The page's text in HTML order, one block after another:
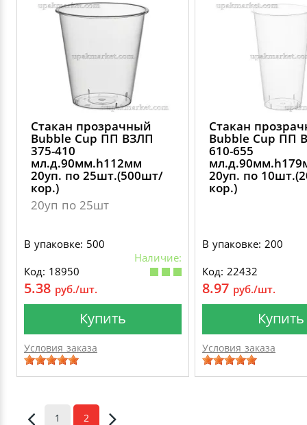
ПАКЕТЫ СЛАЙДЕРЫ И ЗИПЛОКИ ( ZIP
ПАКЕТЫ ПОЛИПРОПИЛЕНОВЫЕ
ПАКЕТЫ С ПЕТЛЕВЫМИ РУЧКАМИ
ПАКЕТЫ С ВЫРУБНЫМИ РУЧКАМИ
ПЛАСТИКОВЫЕ И БУМАЖНЫЕ ПАКЕТЫ
КУРЬЕРСКИЕ И ПОЧТОВЫЕ ПАКЕТЫ
ДЕКОРАТИВНЫЕ УКРАШЕНИЯ
УПАКОВКА ДЛЯ ТОРТОВ
УПАКОВКА ДЛЯ ЯИЦ
ВАТНО-БУМАЖНАЯ ПРОДУКЦИЯ
САЛФЕТКИ, ПОЛОТЕНЦА
САЛФЕТКИ ВЛАЖНЫЕ
ТУАЛЕТНАЯ БУМАГА
ИЗОЛЕНТЫ
КРЕППИРОВАННЫЕ ЛЕНТЫ
СКЛАДСКАЯ УПАКОВКА
СТИРАЛЬНЫЕ ПОРОШКИ
КОНДИЦИОНЕРЫ ДЛЯ БЕЛЬЯ
СРЕДСТВА ДЛЯ УБОРКИ И ЧИСТКИ
СРЕДСТВА ДЛЯ МЫТЬЯ ПОСУДЫ
НИКА
ФЛОРЕАЛЬ
АВТОХИМИЯ
Стакан прозрачный
Bubble Cup ПП ВЗЛП
375-410
мл.д.90мм.h112мм
20уп. по 25шт.(500шт/
кор.)
20уп по 25шт
В упаковке: 500
Наличие:
Код: 18950
5.38 руб./шт.
Купить
Условия заказа
Стакан
Bubble Cup ПП
610-655
20уп. по
кор.)
В упаковке: 200
Код: 22432
8.97 руб./шт.
Купить
Условия заказа
1 2